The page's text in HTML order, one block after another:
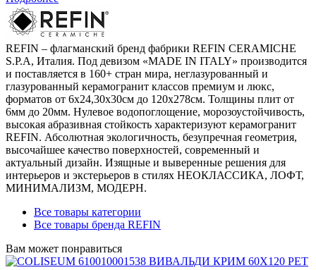
REFIN – флагманский бренд фабрики REFIN CERAMICHE
S.P.A, Италия. Под девизом «MADE IN ITALY» производится
и поставляется в 160+ стран мира, неглазурованный и
глазурованный керамогранит классов премиум и люкс,
форматов от 6х24,30х30см до 120х278см. Толщины плит от
6мм до 20мм. Нулевое водопоглощение, морозоустойчивость,
высокая абразивная стойкость характеризуют керамогранит
REFIN. Абсолютная экологичность, безупречная геометрия,
высочайшее качество поверхностей, современный и
актуальный дизайн. Изящные и выверенные решения для
интерьеров и экстерьеров в стилях НЕОКЛАССИКА, ЛОФТ,
МИНИМАЛИЗМ, МОДЕРН.
Все товары категории
Все товары бренда REFIN
Вам может понравиться